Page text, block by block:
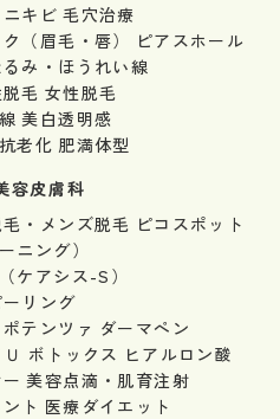
ニキビ 毛穴治療
（眉毛・唇）
ピアスホール
み・ほうれい線
毛 女性脱毛
美白透明感
老化 肥満体型
容皮膚科
毛・メンズ脱毛 ピコスポット
ニング）
ケアシス-S）
ーリング
ポテンツァ ダーマペン
ボトックス ヒアルロン酸
美容点滴・肌育注射
ト 医療ダイエット